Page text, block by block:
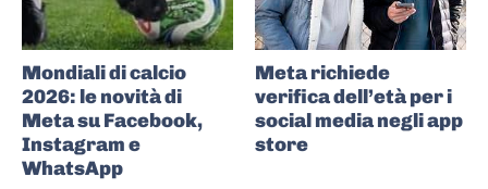
Mondiali di calcio
2026: le novità di
Meta su Facebook,
Instagram e
WhatsApp
Meta richiede
verifica dell’età per i
social media negli app
store